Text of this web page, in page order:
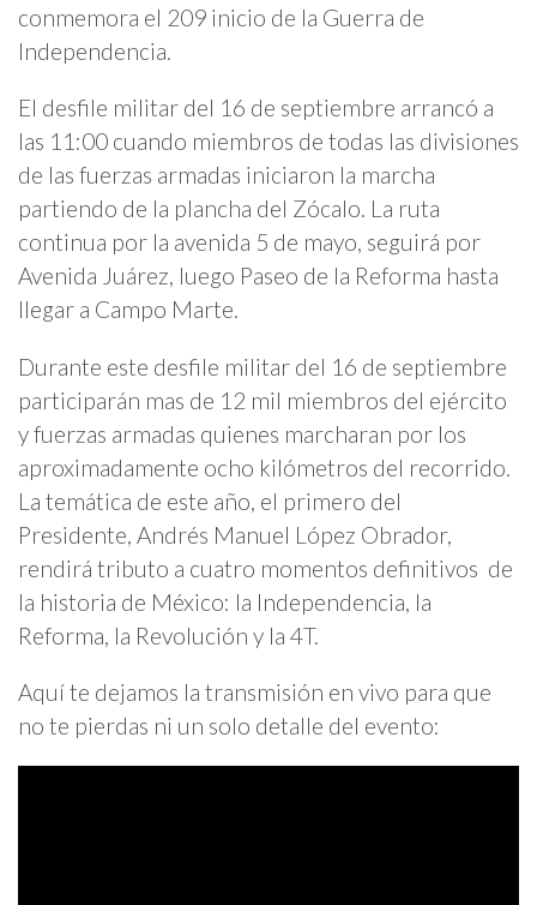
conmemora el 209 inicio de la Guerra de
Independencia.
El desfile militar del 16 de septiembre arrancó a
las 11:00 cuando miembros de todas las divisiones
de las fuerzas armadas iniciaron la marcha
partiendo de la plancha del Zócalo. La ruta
continua por la avenida 5 de mayo, seguirá por
Avenida Juárez, luego Paseo de la Reforma hasta
llegar a Campo Marte.
Durante este desfile militar del 16 de septiembre
participarán mas de 12 mil miembros del ejército
y fuerzas armadas quienes marcharan por los
aproximadamente ocho kilómetros del recorrido.
La temática de este año, el primero del
Presidente, Andrés Manuel López Obrador,
rendirá tributo a cuatro momentos definitivos de
la historia de México: la Independencia, la
Reforma, la Revolución y la 4T.
Aquí te dejamos la transmisión en vivo para que
no te pierdas ni un solo detalle del evento: